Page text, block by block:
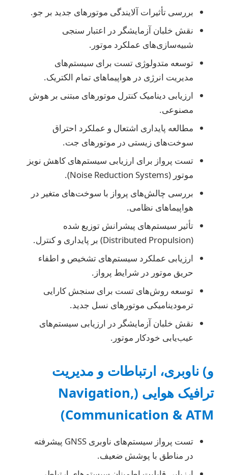
بررسی تأثیرات آلایندگی موتورهای جدید بر جو.
نقش خلبان آزمایشگر در اعتبار سنجی
شبیه‌سازی‌های عملکرد موتور.
توسعه متدولوژی تست برای سیستم‌های
مدیریت انرژی در هواپیماهای تمام الکتریک.
ارزیابی دینامیک کنترل موتورهای مبتنی بر هوش
مصنوعی.
مطالعه پایداری اشتعال و عملکرد احتراق
سوخت‌های زیستی در موتورهای جت.
تست پرواز برای ارزیابی سیستم‌های کاهش نویز
موتور (Noise Reduction Systems).
بررسی چالش‌های پرواز با سوخت‌های متغیر در
هواپیماهای نظامی.
تأثیر سیستم‌های پیشرانش توزیع شده
(Distributed Propulsion) بر پایداری و کنترل.
ارزیابی عملکرد سیستم‌های تشخیص و اطفاء
حریق موتور در شرایط پرواز.
توسعه روش‌های تست برای سنجش کارایی
ترمودینامیکی موتورهای نسل جدید.
نقش خلبان آزمایشگر در ارزیابی سیستم‌های
عیب‌یابی خودکار موتور.
و) ناوبری، ارتباطات و مدیریت
ترافیک هوایی (Navigation,
Communication & ATM)
تست پرواز سیستم‌های ناوبری GNSS پیشرفته
در مناطق با پوشش ضعیف.